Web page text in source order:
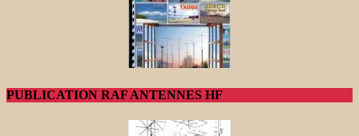
PUBLICATION RAF ANTENNES HF